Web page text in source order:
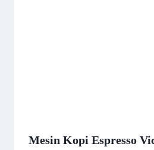
Mesin Kopi Espresso